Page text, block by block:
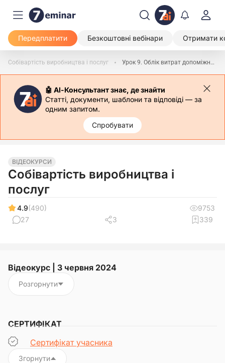
Передплатити Безкоштовні вебінари Отримати
Собівартість виробництва і послуг Урок 9. Облік витрат допоміжних виробництв (частина 1)
🤖 АІ-Консультант знає, де знайти
Статті, документи, шаблони та відповіді — за
одним запитом.
Спробувати
ВІДЕОКУРСИ
Собівартість виробництва і
послуг
4.9(490)
9753
27
3 339
Відеокурс | 3 червня 2024
Розгорнути
СЕРТИФІКАТ
Сертифікат учасника
Згорнути